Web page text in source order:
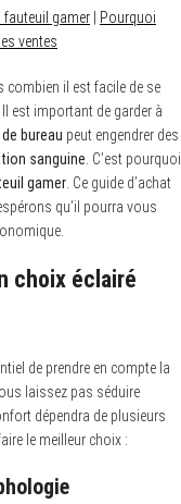
fauteuil gamer
Pourquoi
ventes
combien il est facile de se
est important de garder à
bureau peut engendrer des
sanguine . C’est pourquoi
gamer . Ce guide d’achat
qu’il pourra vous
choix éclairé
de prendre en compte la
laissez pas séduire
dépendra de plusieurs
le meilleur choix :